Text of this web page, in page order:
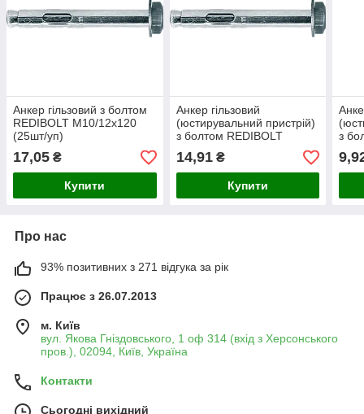
Анкер гільзовий з болтом
REDIBOLT М10/12x120
(25шт/уп)
17,05 ₴
Купити
Анкер гільзовий
(юстирувальний пристрій)
з болтом REDIBOLT
М10/12x100 (60шт/уп)
14,91₴
Купити
з
М8/
Про нас
93% позитивних з 271 відгука за рік
Працює з 26.07.2013
м. Київ
вул. Якова Гніздовського, 1 оф 314 (вхід з Херсонського
пров.), 02094, Київ, Україна
Контакти
Сьогодні вихідний